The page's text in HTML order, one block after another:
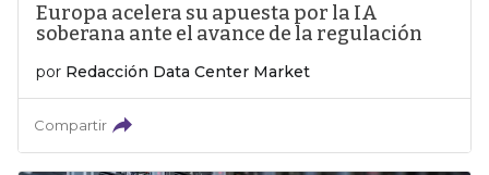
Europa acelera su apuesta por la IA
soberana ante el avance de la regulación
por Redacción Data Center Market
Compartir